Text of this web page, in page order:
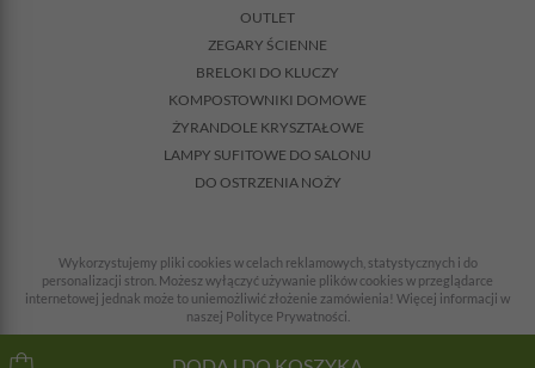
OUTLET
ZEGARY ŚCIENNE
BRELOKI DO KLUCZY
KOMPOSTOWNIKI DOMOWE
ŻYRANDOLE KRYSZTAŁOWE
LAMPY SUFITOWE DO SALONU
DO OSTRZENIA NOŻY
Wykorzystujemy pliki cookies w celach reklamowych, statystycznych i do
personalizacji stron. Możesz wyłączyć używanie plików cookies w przeglądarce
internetowej jednak może to uniemożliwić złożenie zamówienia! Więcej informacji w
naszej Polityce Prywatności.